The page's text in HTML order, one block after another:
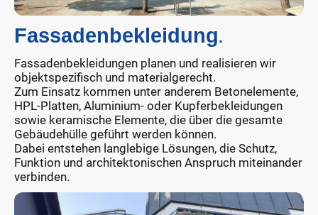
Fassadenbekleidung.
Fassadenbekleidungen planen und realisieren wir
objektspezifisch und materialgerecht.
Zum Einsatz kommen unter anderem Betonelemente,
HPL-Platten, Aluminium- oder Kupferbekleidungen
sowie keramische Elemente, die über die gesamte
Gebäudehülle geführt werden können.
Dabei entstehen langlebige Lösungen, die Schutz,
Funktion und architektonischen Anspruch miteinander
verbinden.